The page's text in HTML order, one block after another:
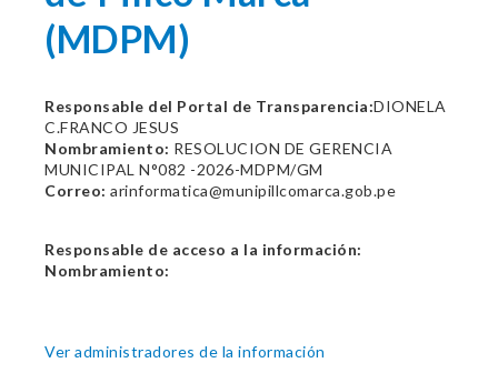
(MDPM)
Responsable del Portal de Transparencia:DIONELA
C.FRANCO JESUS
Nombramiento: RESOLUCION DE GERENCIA
MUNICIPAL N°082 -2026-MDPM/GM
Correo: arinformatica@munipillcomarca.gob.pe
Responsable de acceso a la información:
Nombramiento:
Ver administradores de la información